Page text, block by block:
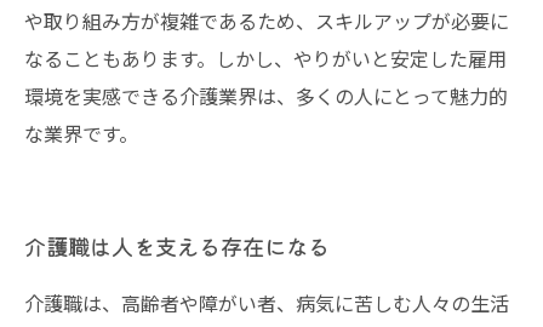
や取り組み方が複雑であるため、スキルアップが必要に
なることもあります。しかし、やりがいと安定した雇用
環境を実感できる介護業界は、多くの人にとって魅力的
な業界です。
介護職は人を支える存在になる
介護職は、高齢者や障がい者、病気に苦しむ人々の生活